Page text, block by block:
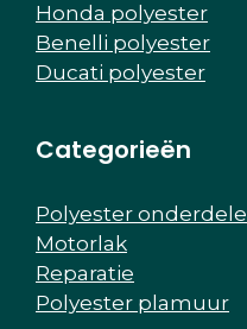
Honda polyester
Benelli polyester
Ducati polyester
Categorieën
Polyester
Motorlak
Reparatie
Polyester plamuur